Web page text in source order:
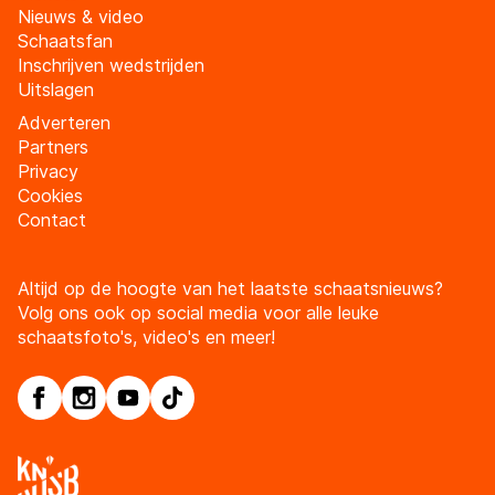
Nieuws & video
Schaatsfan
Inschrijven wedstrijden
Uitslagen
Adverteren
Partners
Privacy
Cookies
Contact
Altijd op de hoogte van het laatste schaatsnieuws?
Volg ons ook op social media voor alle leuke
schaatsfoto's, video's en meer!